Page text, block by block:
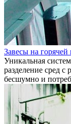
Завесы на горячей
Уникальная
разделение сред с
бесшумно и